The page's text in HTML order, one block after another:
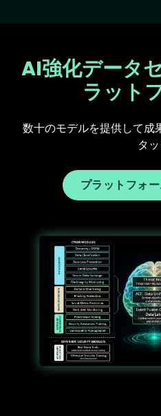
AI強化データ
ラット
数十のモデルを提供して成
タ
プラットフォ